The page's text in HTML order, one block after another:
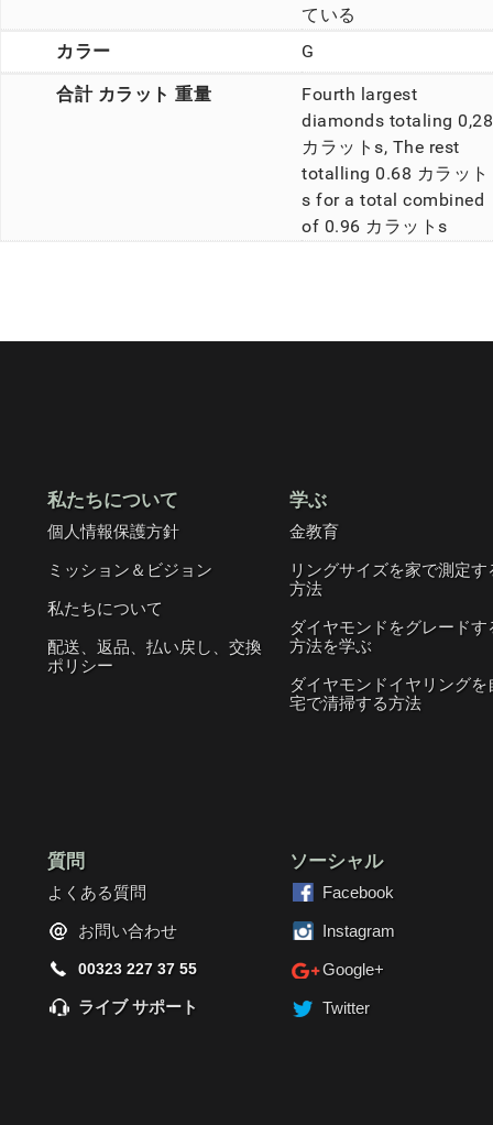
ている
カラー
G
合計 カラット 重量
Fourth largest
diamonds totaling 0,28
カラットs, The rest
totalling 0.68 カラット
s for a total combined
of 0.96 カラットs
私たちについて
個人情報保護方針
ミッション＆ビジョン
私たちについて
配送、返品、払い戻し、交換
ポリシー
学ぶ
金教育
リングサイズを家で測定す
方法
ダイヤモンドをグレードす
方法を学ぶ
ダイヤモンドイヤリングを
宅で清掃する方法
質問
よくある質問
お問い合わせ
00323 227 37 55
ライブ サポート
ソーシャル
Facebook
Instagram
Google+
Twitter